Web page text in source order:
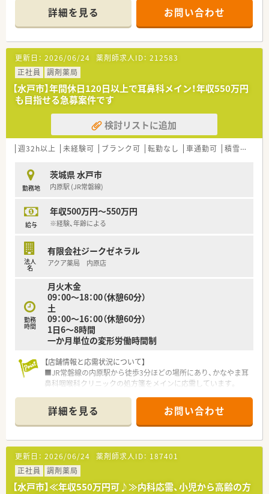
幅広い科目の処方箋を応需しています。
■1日の処方箋枚数は約70枚から150枚で、薬剤師は正社員とパ
ートを含め常時3名から5名体制です。
【法人特徴について】
■茨城県の県央地区を中心に15店舗の調剤薬局をドミナント展
開している地域密着型の企業です。
■主にクリニックの門前にマンツーマンで出店しており、ドクタ
ーと良好な関係を築いています。
■「地域の皆様に信頼される、かかりつけ薬局」をビジョンに掲
げ、質の高い医療提供を目指します。
【勤務実態について】
■エリア採用を行っているため、採用された地域を越えての遠方
■産休・育休からの復帰実績が多数あり、ライフステージの変化
に合わせた働き方が可能です。
■全店舗で週40時間勤務のシフト制を採用しており、無理なく
【職場環境と雰囲気】
しの良いアットホームな社風です。
■門前の医療機関とは日頃から密に連携を取っており、非常に良
好な関係が構築されています。
が高く働きやすい職場です。
詳細を見る お問い合わせ
更新日： 2026/06/24 薬剤師求人ID： 212583
正社員
調剤薬局
【水戸市】年間休日120日以上で耳鼻科メイン！年収550万円
も目指せる急募案件です
検討リストに追加
週32h以上 未経験可 ブランク可 転勤なし 車通勤可 積雪なし
勤務地
茨城県 水戸市
内原駅 (JR常磐線)
給与
年収500万円～550万円
※経験、年齢による
法人
名
有限会社ジークゼネラル
アクア薬局 内原店
勤務
時間
月火木金
09：00～18：00（休憩60分）
土
09：00～16：00（休憩60分）
1日6～8時間
一か月単位の変形労働時間制
【店舗情報と応需状況について】
■JR常磐線の内原駅から徒歩3分ほどの場所にあり、かなやま耳
鼻科咽喉科クリニックの処方箋をメインに応需しています。
り、現在は常勤1名とパート1名の薬剤師が在籍しています。
■事務スタッフは20代から40代の3名が活躍しており、非常に雰
囲気が良くチームワークを大切にしながら業務に励んでいま
す。
【募集背景と求める人物像について】
■全体的な人員強化を図るために常勤薬剤師を複数名募集して
おり、現在は即戦力として活躍できる方を特に急募しています。
■周囲との協調性を持ちながら円滑にコミュニケーションが取
詳細を見る お問い合わせ
更新日： 2026/06/24 薬剤師求人ID： 187401
正社員
調剤薬局
【水戸市】≪年収550万円可♪≫内科応需、小児から高齢の方